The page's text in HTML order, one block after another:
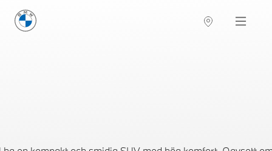
BMW Sverige Navigation